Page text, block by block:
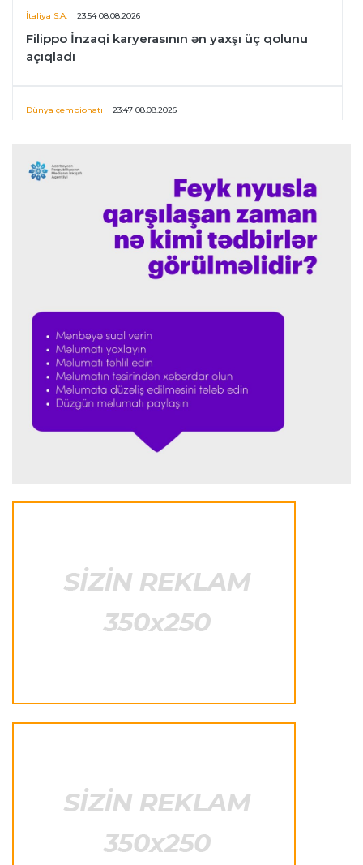
İtaliya S.A. 23:54 08.08.2026
Filippo İnzaqi karyerasının ən yaxşı üç qolunu
açıqladı
Dünya çempionatı 23:47 08.08.2026
Donald Trampın oğlu Enes Kanterin WNBA
planını dəstəklədi
“Ferrari”nin məni necə təhlil etdiyini görəndə
şoka düşdüm”
Formula-1 23:18 08.08.2026
“Ferrari”nin sabiq mühəndisi Həmiltonu
Şumaxerlə müqayisə etdi
PSJ “Mançester Yunayted”lə heç-heçə etdi
“Barselona”nın sabiq futbolçusu karyerasını